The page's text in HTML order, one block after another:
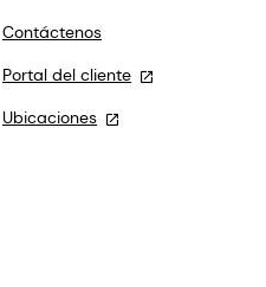
Contáctenos
Portal del cliente
Ubicaciones